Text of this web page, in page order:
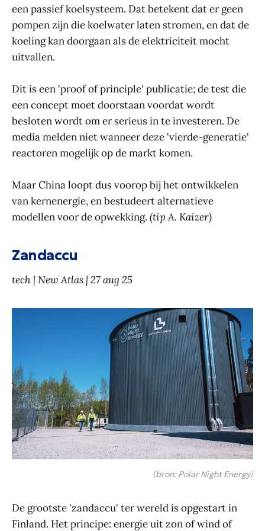
een passief koelsysteem. Dat betekent dat er geen
pompen zijn die koelwater laten stromen, en dat de
koeling kan doorgaan als de elektriciteit mocht
uitvallen.
Dit is een 'proof of principle' publicatie; de test die
een concept moet doorstaan voordat wordt
besloten wordt om er serieus in te investeren. De
media melden niet wanneer deze 'vierde-generatie'
reactoren mogelijk op de markt komen.
Maar China loopt dus voorop bij het ontwikkelen
van kernenergie, en bestudeert alternatieve
modellen voor de opwekking. (tip A. Kaizer)
Zandaccu
tech | New Atlas | 27 aug 25
(bron: Polar Night Energy)
De grootste 'zandaccu' ter wereld is opgestart in
Finland. Het principe: energie uit zon of wind of